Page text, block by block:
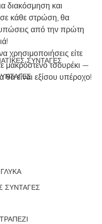
ΣΥΝΤΑΓΕΣ
ΣΥΝΤΑΓΕΣ
διακόσμηση και
κάθε στρώση, θα
από την πρώτη
χρησιμοποιήσεις είτε
μακρόστενο τσουρέκι —
θα είναι εξίσου υπέροχο!